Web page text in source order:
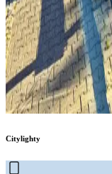
Citylighty